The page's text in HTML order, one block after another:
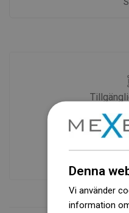
31 000 m² med
ger över 1 500
Denna
Vi använder
information